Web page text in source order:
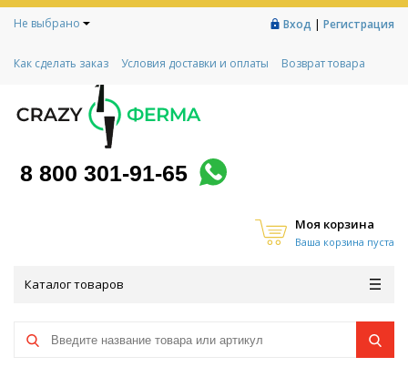
Не выбрано Вход | Регистрация
Как сделать заказ Условия доставки и оплаты
Возврат товара
Контакты
Социальный контракт
Любимая ферма
8 800 301-91-65
Моя корзина
Ваша корзина пуста
Каталог товаров